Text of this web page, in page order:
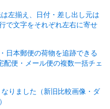
は左揃え、日付・差し出し元は
で文字をそれぞれ左右に寄せ
日本郵便の荷物を追跡できる
配便・メール便の複数一括チェ
りました（新旧比較画像・ダ